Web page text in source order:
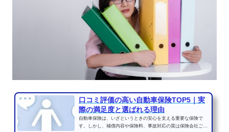
口コミ評価の高い自動車保険TOP5｜実
際の満足度と選ばれる理由
自動車保険は、いざというときの安心を支える重要な保険で
す。しかし、補償内容や保険料、事故対応の質は保険会社ごと